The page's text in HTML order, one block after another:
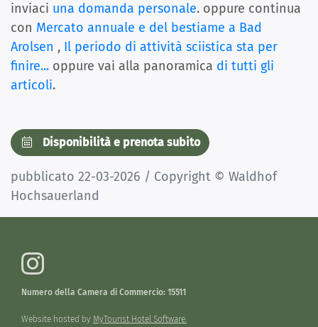
inviaci una domanda personale. oppure continua
con Mercato annuale e del bestiame a Bad
Arolsen , Il periodo di attività sciistica sta per
finire... oppure vai alla panoramica di tutti gli
articoli.
Disponibilità e prenota subito
pubblicato 22-03-2026 / Copyright © Waldhof
Hochsauerland
Numero della Camera di Commercio: 15511
Website hosted by MyTourist Hotel Software.